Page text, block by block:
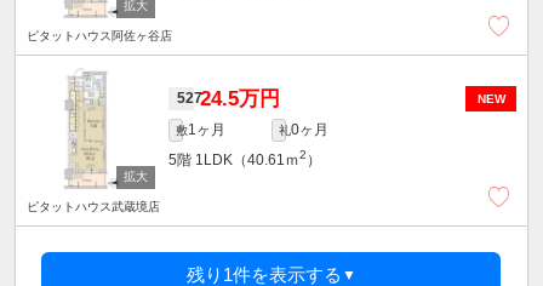
ピタットハウス阿佐ヶ谷店
NEW
52724.5万円
敷1ヶ月 礼0ヶ月
5階 1LDK（40.61ｍ2 ）
ピタットハウス武蔵境店
残り1件を表示する ▼